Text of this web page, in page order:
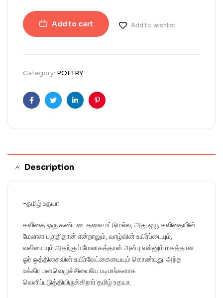
Add to cart Add to wishlist
Category: POETRY
FacebookTwitterLinkedinPinterest
Description
-தமிழ் உதயா
கவிதை ஒரு கண்டடைதலை மட்டுமல்ல, அது ஒரு கவிதையின்
மேலான பகுதிதான் என்றாலும், வாழ்வின் உயிர்ப்பையும்,
வலியையும் அதற்கும் மேலாகத்தான் அன்பு என்னும் மகத்தான
ஓர் ஒத்திசைவின் உயிர்வேட்கையையும் கொண்டது. அந்த
உக்கிர மனவெழுச்சியையே படிமங்களாக
வெளிப்படுத்தியிருக்கிறார் தமிழ் உதயா.